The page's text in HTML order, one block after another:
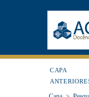
CAPA